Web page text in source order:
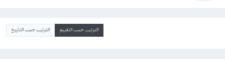
الترتيب حسب التقييم الترتيب حسب التاريخ